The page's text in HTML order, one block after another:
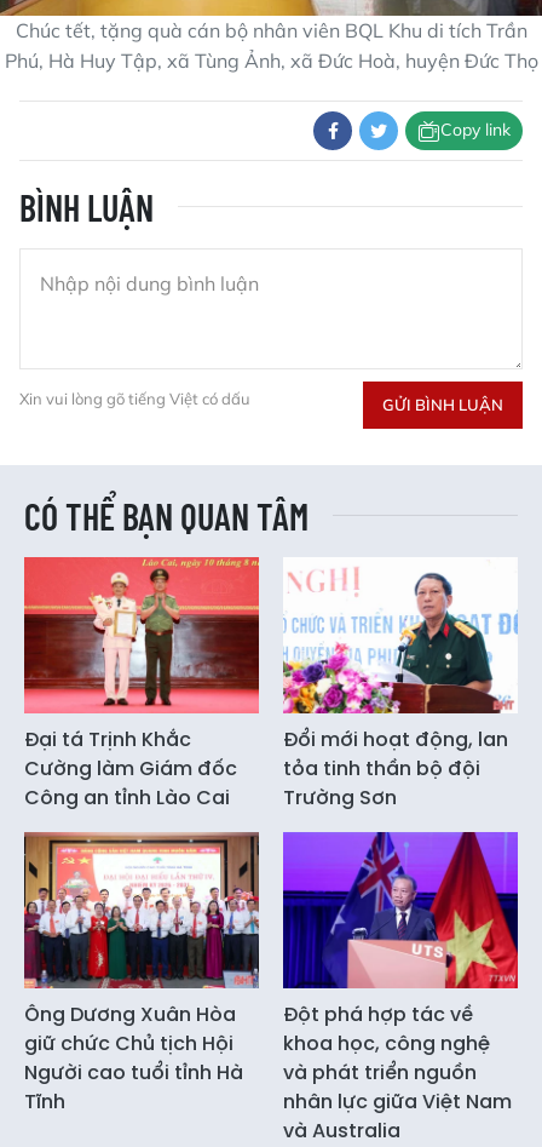
Chúc tết, tặng quà cán bộ nhân viên BQL Khu di tích Trần
Phú, Hà Huy Tập, xã Tùng Ảnh, xã Đức Hoà, huyện Đức Thọ
Copy link
BÌNH LUẬN
Xin vui lòng gõ tiếng Việt có dấu GỬI BÌNH LUẬN
CÓ THỂ BẠN QUAN TÂM
Đại tá Trịnh Khắc
Cường làm Giám đốc
Công an tỉnh Lào Cai
Đổi mới hoạt động, lan
tỏa tinh thần bộ đội
Trường Sơn
Ông Dương Xuân Hòa
giữ chức Chủ tịch Hội
Người cao tuổi tỉnh Hà
Tĩnh
Đột phá hợp tác về
khoa học, công nghệ
và phát triển nguồn
nhân lực giữa Việt Nam
và Australia